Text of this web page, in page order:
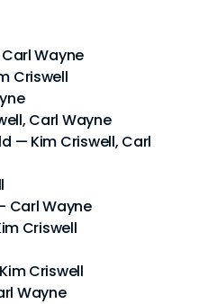
Wayne
Criswell
Carl Wayne
— Kim Criswell, Carl
Carl Wayne
Criswell
Criswell
Wayne